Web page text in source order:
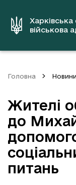
вмісту
військова
Головна Новини
Жителі
до
питань